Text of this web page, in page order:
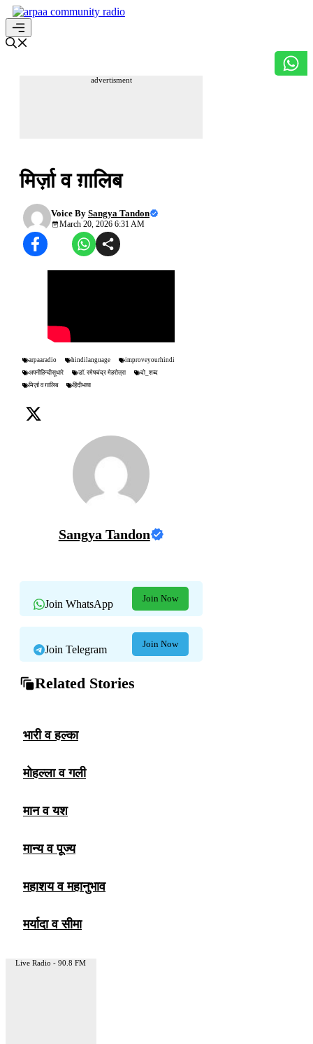
Skip
to
content
Menu
advertisment
मिर्ज़ा व ग़ालिब
Voice By Sangya Tandon
March 20, 2026 6:31 AM
arpaaradio hindilanguage
improveyourhindi
अपनीहिन्दीसूधारे
डॉ. रमेषचंद्र मेहरोत्रा
दो_शब्द
मिर्ज़ा व ग़ालिब
हिंदीभाषा
Sangya Tandon
Join WhatsApp Join Now
Join Telegram Join Now
Related Stories
भारी व हल्का
मोहल्ला व गली
मान व यश
मान्य व पूज्य
महाशय व महानुभाव
मर्यादा व सीमा
Live Radio - 90.8 FM